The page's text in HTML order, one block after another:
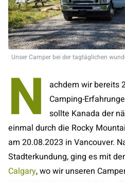
Unser Camper bei der tagtäglichen
N
achdem wir bereits
Camping-
sollte Kanada der
einmal durch die Rocky
am 20.08.2023 in Vancouver.
Stadterkundung, ging es mit
Calgary, wo wir unseren